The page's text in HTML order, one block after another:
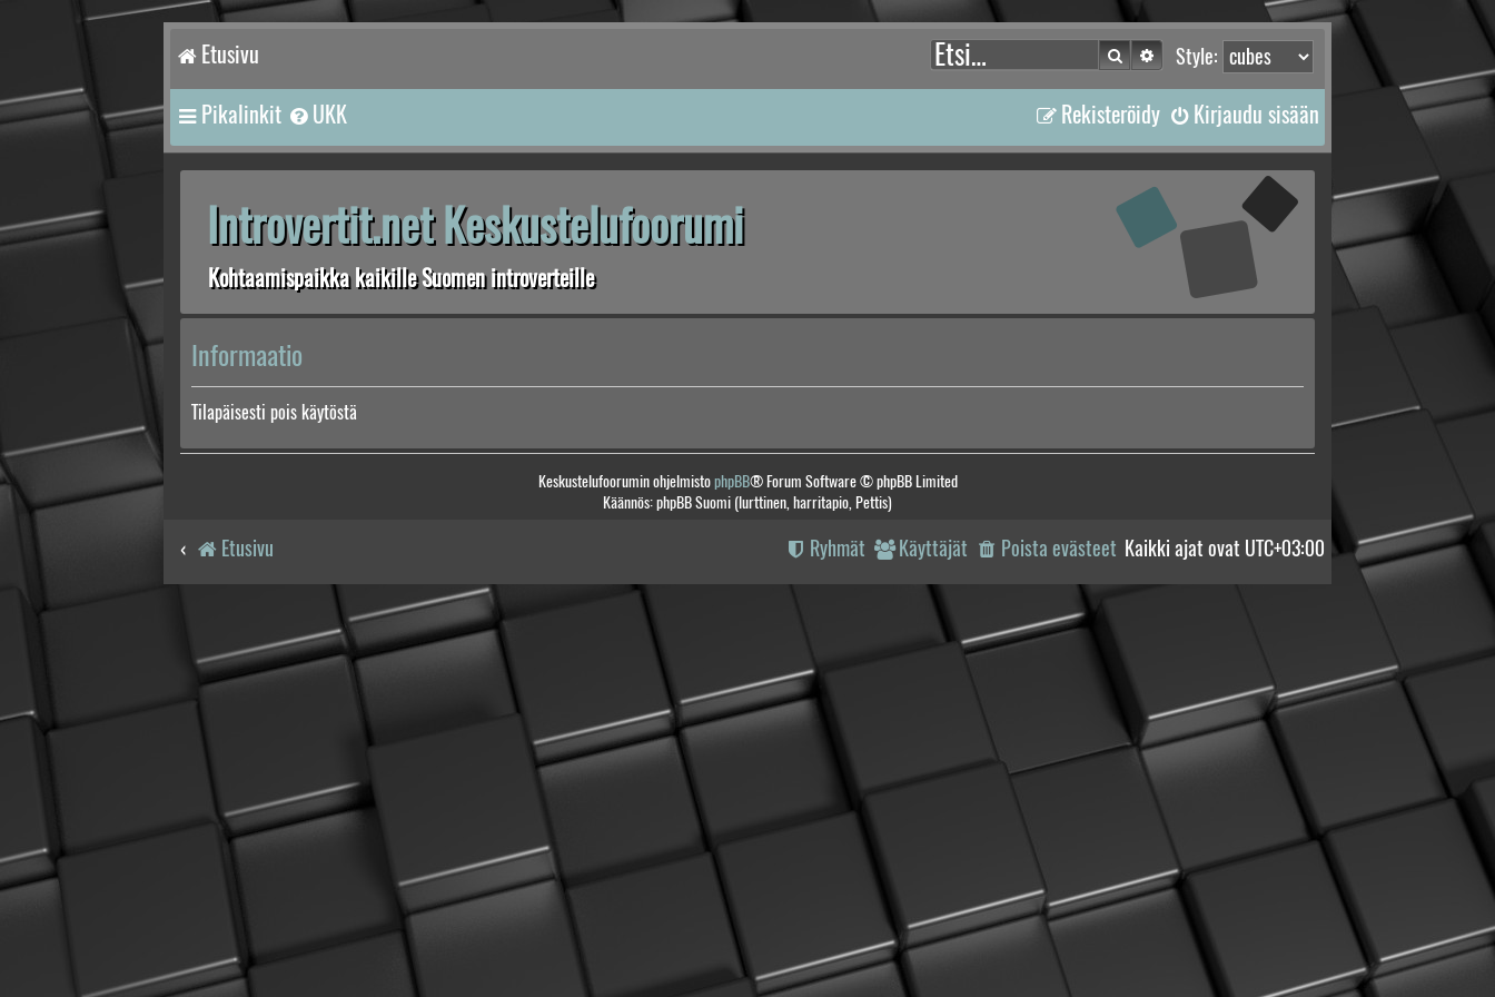
Etusivu Style:
Etsi Tarkennettu haku
Pikalinkit UKK Kirjaudu sisään
Rekisteröidy
Introvertit.net Keskustelufoorumi
Kohtaamispaikka kaikille Suomen introverteille
Informaatio
Tilapäisesti pois käytöstä
Keskustelufoorumin ohjelmistophpBB® Forum Software © phpBB Limited
Käännös: phpBB Suomi (lurttinen, harritapio, Pettis)
Etusivu Kaikki ajat ovat UTC+03:00
Poista evästeet
Käyttäjät
Ryhmät